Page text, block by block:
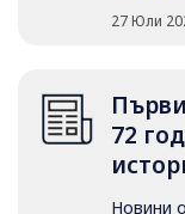
27 Юли
72
Новини